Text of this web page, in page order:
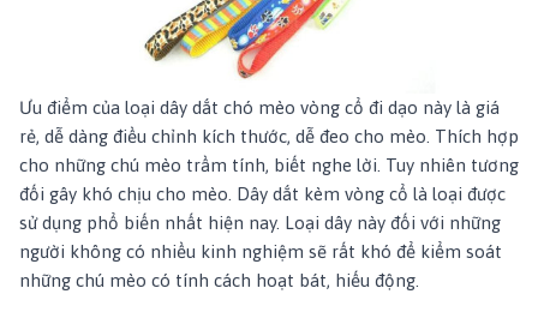
Ưu điểm của loại dây dắt chó mèo vòng cổ đi dạo này là giá
rẻ, dễ dàng điều chỉnh kích thước, dễ đeo cho mèo. Thích hợp
cho những chú mèo trầm tính, biết nghe lời. Tuy nhiên tương
đối gây khó chịu cho mèo. Dây dắt kèm vòng cổ là loại được
sử dụng phổ biến nhất hiện nay. Loại dây này đối với những
người không có nhiều kinh nghiệm sẽ rất khó để kiểm soát
những chú mèo có tính cách hoạt bát, hiếu động.